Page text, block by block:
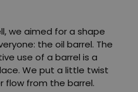
we aimed for a shape
the oil barrel. The
use of a barrel is a
We put a little twist
flow from the barrel.